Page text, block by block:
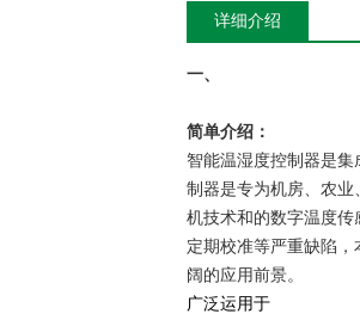
详细介绍
一、
简单介绍：
智能温湿度控制器是
制器是专为机房、农
机技术和的数字温度
定期校准等严重缺陷
阔的应用前景。
广泛运用于